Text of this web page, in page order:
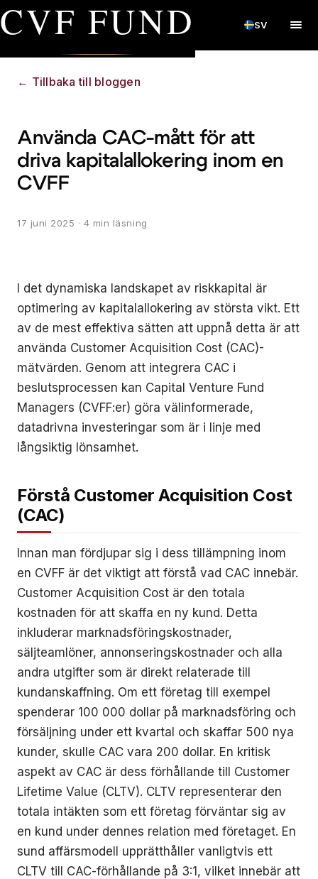
CVF FUND SV
← Tillbaka till bloggen
Använda CAC-mått för att
driva kapitalallokering inom en
CVFF
17 juni 2025 · 4 min läsning
I det dynamiska landskapet av riskkapital är
optimering av kapitalallokering av största vikt. Ett
av de mest effektiva sätten att uppnå detta är att
använda Customer Acquisition Cost (CAC)-
mätvärden. Genom att integrera CAC i
beslutsprocessen kan Capital Venture Fund
Managers (CVFF:er) göra välinformerade,
datadrivna investeringar som är i linje med
långsiktig lönsamhet.
Förstå Customer Acquisition Cost
(CAC)
Innan man fördjupar sig i dess tillämpning inom
en CVFF är det viktigt att förstå vad CAC innebär.
Customer Acquisition Cost är den totala
kostnaden för att skaffa en ny kund. Detta
inkluderar marknadsföringskostnader,
säljteamlöner, annonseringskostnader och alla
andra utgifter som är direkt relaterade till
kundanskaffning. Om ett företag till exempel
spenderar 100 000 dollar på marknadsföring och
försäljning under ett kvartal och skaffar 500 nya
kunder, skulle CAC vara 200 dollar. En kritisk
aspekt av CAC är dess förhållande till Customer
Lifetime Value (CLTV). CLTV representerar den
totala intäkten som ett företag förväntar sig av
en kund under dennes relation med företaget. En
sund affärsmodell upprätthåller vanligtvis ett
CLTV till CAC-förhållande på 3:1, vilket innebär att